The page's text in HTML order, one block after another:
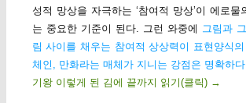
성적 망상을 자극하는 ‘참여적 망상’이 에로
는 중요한 기준이 된다. 그런 와중에 그림과
림 사이를 채우는 참여적 상상력이 표현양식
체인, 만화라는 매체가 지니는 강점은 명확하다
기왕 이렇게 된 김에 끝까지 읽기(클릭) →